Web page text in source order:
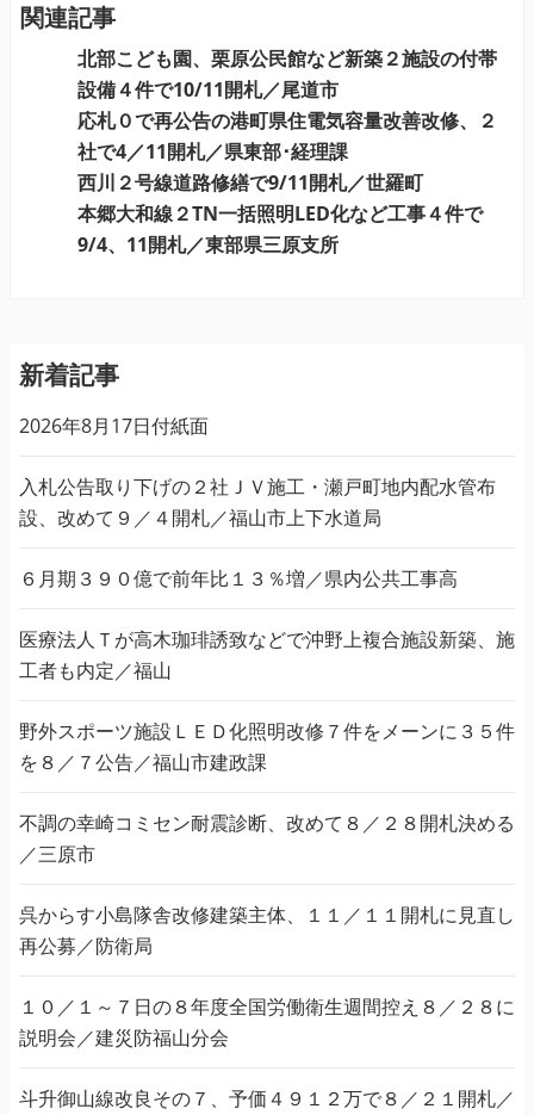
シ
関連記事
北部こども園、栗原公民館など新築２施設の付帯
設備４件で10/11開札／尾道市
応札０で再公告の港町県住電気容量改善改修、２
社で4／11開札／県東部･経理課
西川２号線道路修繕で9/11開札／世羅町
本郷大和線２TN一括照明LED化など工事４件で
9/4、11開札／東部県三原支所
新着記事
2026年8月17日付紙面
入札公告取り下げの２社ＪＶ施工・瀬戸町地内配水管布
設、改めて９／４開札／福山市上下水道局
６月期３９０億で前年比１３％増／県内公共工事高
医療法人Ｔが高木珈琲誘致などで沖野上複合施設新築、施
工者も内定／福山
野外スポーツ施設ＬＥＤ化照明改修７件をメーンに３５件
を８／７公告／福山市建政課
不調の幸崎コミセン耐震診断、改めて８／２８開札決める
／三原市
呉からす小島隊舎改修建築主体、１１／１１開札に見直し
再公募／防衛局
１０／１～７日の８年度全国労働衛生週間控え８／２８に
説明会／建災防福山分会
斗升御山線改良その７、予価４９１２万で８／２１開札／